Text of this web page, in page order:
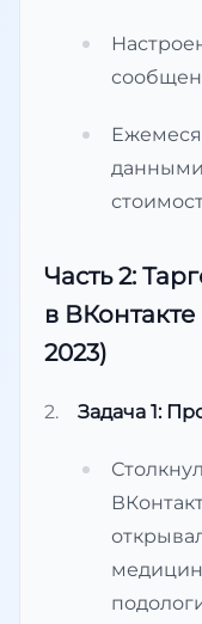
данными
Часть 2:
в
2023)
Задача 1: